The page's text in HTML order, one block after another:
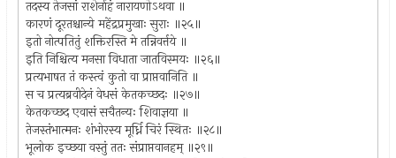
तदस्य तेजसां राशेर्नाहं नारायणोऽथवा ॥
कारणं दूरतश्चान्ये महेंद्रप्रमुखाः सुराः ॥२५॥
इतो नोत्पतितुं शक्तिरस्ति मे तन्निवर्त्तये ॥
इति निश्चित्य मनसा विधाता जातविस्मयः ॥२६॥
प्रत्यभाषत तं कस्त्वं कुतो वा प्राप्तवानिति ॥
स च प्रत्यब्रवीदेनं वेधसं केतकच्छदः ॥२७॥
केतकच्छद एवासं सचैतन्यः शिवाज्ञया ॥
तेजस्तंभात्मनः शंभोरस्य मूर्ध्नि चिरं स्थितः ॥२८॥
भूलोक इच्छया वस्तुं ततः संप्राप्तवानहम् ॥२९॥